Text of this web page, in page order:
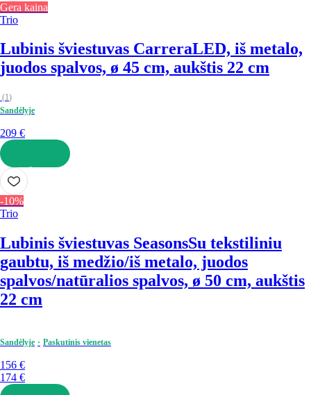
Gera kaina
Trio
Lubinis šviestuvas CarreraLED, iš metalo,
juodos spalvos, ø 45 cm, aukštis 22 cm
(1)
Sandėlyje
209 €
Į KREPŠELĮ
-10%
Trio
Lubinis šviestuvas SeasonsSu tekstiliniu
gaubtu, iš medžio/iš metalo, juodos
spalvos/natūralios spalvos, ø 50 cm, aukštis
22 cm
Sandėlyje Paskutinis vienetas
156 €
174 €